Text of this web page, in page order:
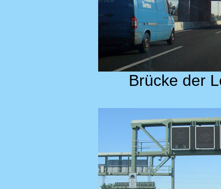
Brücke der